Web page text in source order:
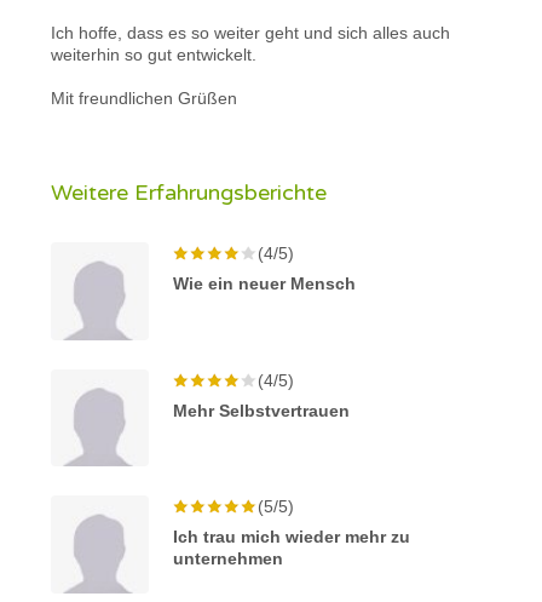
Ich hoffe, dass es so weiter geht und sich alles auch
weiterhin so gut entwickelt.
Mit freundlichen Grüßen
Weitere Erfahrungsberichte
(4/5)
Wie ein neuer Mensch
(4/5)
Mehr Selbstvertrauen
(5/5)
Ich trau mich wieder mehr zu
unternehmen